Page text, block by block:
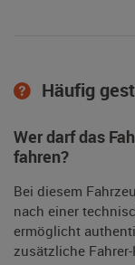
Häufig
Wer darf das
fahren?
Bei diesem
nach einer
ermöglicht
zusätzliche